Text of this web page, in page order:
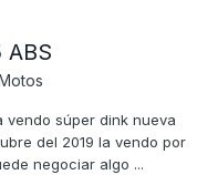
ABS
vendo súper dink nueva
del 2019 la vendo por
negociar algo ...